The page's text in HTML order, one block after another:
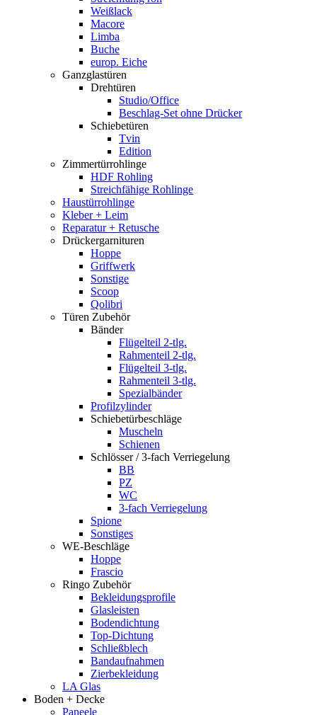
Weißlack
Macore
Limba
Buche
europ. Eiche
Ganzglastüren
Drehtüren
Studio/Office
Beschlag-Set ohne Drücker
Schiebetüren
Tvin
Edition
Zimmertürrohlinge
HDF Rohling
Streichfähige Rohlinge
Haustürrohlinge
Kleber + Leim
Reparatur + Retusche
Drückergarnituren
Hoppe
Griffwerk
Sonstige
Scoop
Qolibri
Türen Zubehör
Bänder
Flügelteil 2-tlg.
Rahmenteil 2-tlg.
Flügelteil 3-tlg.
Rahmenteil 3-tlg.
Spezialbänder
Profilzylinder
Schiebetürbeschläge
Muscheln
Schienen
Schlösser / 3-fach Verriegelung
BB
PZ
WC
3-fach Verriegelung
Spione
Sonstiges
WE-Beschläge
Hoppe
Frascio
Ringo Zubehör
Bekleidungsprofile
Glasleisten
Bodendichtung
Top-Dichtung
Schließblech
Bandaufnahmen
Zierbekleidung
LA Glas
Boden + Decke
Paneele